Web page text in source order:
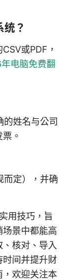
统？
或PDF，
电脑免费翻
的姓名与公司
。
而定），并确
用技巧，旨
景中都能高
核对、导入
时间并提升财
，欢迎关注本